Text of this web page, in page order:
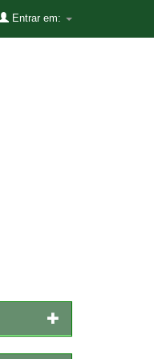
Entrar em: